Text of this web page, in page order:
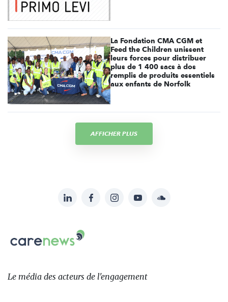
La Fondation CMA CGM et
Feed the Children unissent
leurs forces pour distribuer
plus de 1 400 sacs à dos
remplis de produits essentiels
aux enfants de Norfolk
AFFICHER PLUS
sur:
LinkedInFacebookInstagramYouTubeSoundcloud
Carenews,
Le
des
Le média des acteurs de l'engagement